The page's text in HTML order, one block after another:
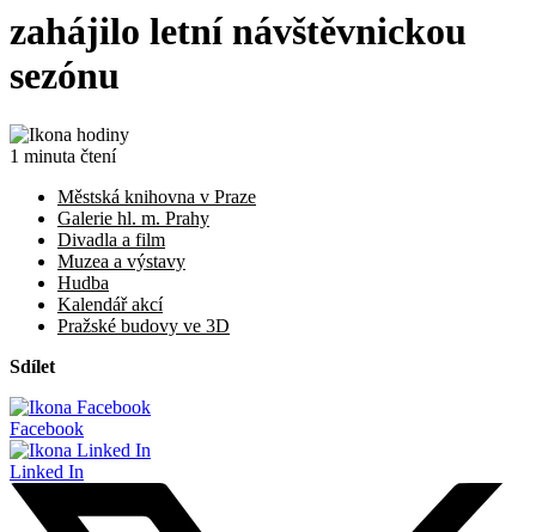
zahájilo letní návštěvnickou
sezónu
1 minuta čtení
Městská knihovna v Praze
Galerie hl. m. Prahy
Divadla a film
Muzea a výstavy
Hudba
Kalendář akcí
Pražské budovy ve 3D
Sdílet
Facebook
Linked In